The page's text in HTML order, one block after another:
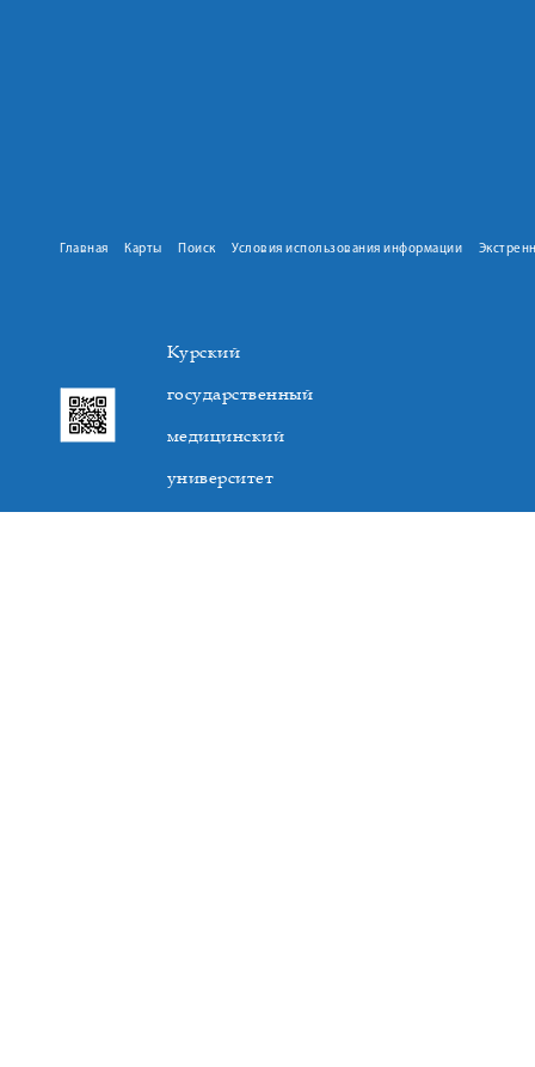
Главная Карты Поиск Условия использования информации
Курский
государственный
медицинский
университет